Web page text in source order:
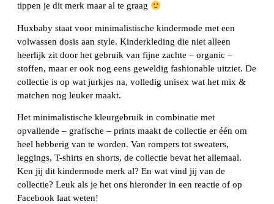
tippen je dit merk maar al te graag
Huxbaby staat voor minimalistische kindermode met een
volwassen dosis aan style. Kinderkleding die niet alleen
heerlijk zit door het gebruik van fijne zachte – organic –
stoffen, maar er ook nog eens geweldig fashionable uitziet. De
collectie is op wat jurkjes na, volledig unisex wat het mix &
matchen nog leuker maakt.
Het minimalistische kleurgebruik in combinatie met
opvallende – grafische – prints maakt de collectie er één om
heel hebberig van te worden. Van rompers tot sweaters,
leggings, T-shirts en shorts, de collectie bevat het allemaal.
Ken jij dit kindermode merk al? En wat vind jij van de
collectie? Leuk als je het ons hieronder in een reactie of op
Facebook laat weten!